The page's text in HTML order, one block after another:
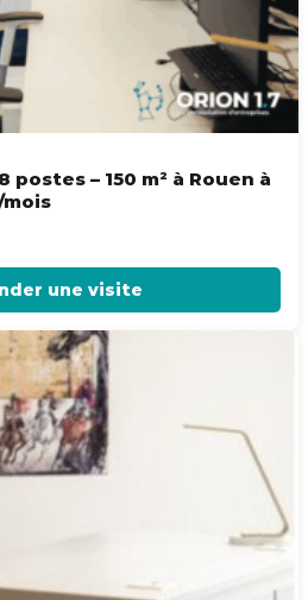
postes – 150 m² à Rouen à
une visite